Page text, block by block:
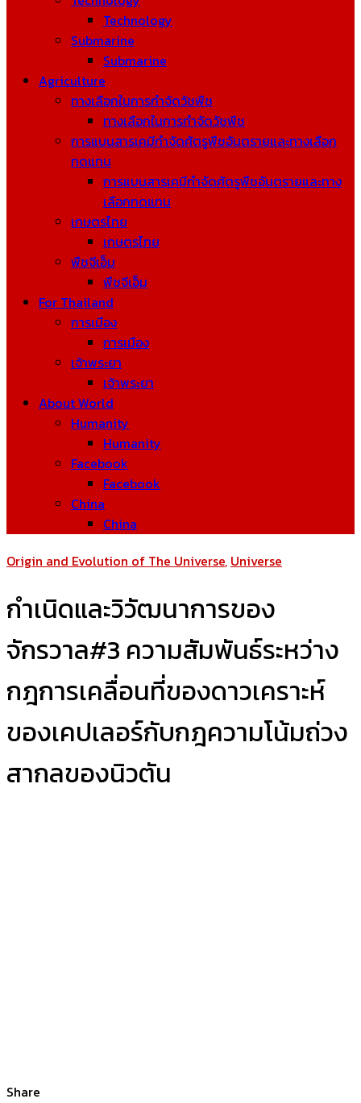
Technology
Submarine
Submarine
Agriculture
ทางเลือกในการกำจัดวัชพืช
ทางเลือกในการกำจัดวัชพืช
การแบนสารเคมีกำจัดศัตรูพืชอันตรายและทางเลือก
ทดแทน
การแบนสารเคมีกำจัดศัตรูพืชอันตรายและทาง
เลือกทดแทน
เกษตรไทย
เกษตรไทย
พืชจีเอ็ม
พืชจีเอ็ม
For Thailand
การเมือง
การเมือง
เจ้าพระยา
เจ้าพระยา
About World
Humanity
Humanity
Facebook
Facebook
China
China
Origin and Evolution of The Universe, Universe
กำเนิดและวิวัฒนาการของ
จักรวาล#3 ความสัมพันธ์ระหว่าง
กฎการเคลื่อนที่ของดาวเคราะห์
ของเคปเลอร์กับกฎความโน้มถ่วง
สากลของนิวตัน
Share